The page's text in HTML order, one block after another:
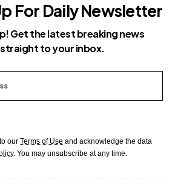
For Daily Newsletter
Get the latest breaking news
to your inbox.
our Terms of Use and acknowledge the data
. You may unsubscribe at any time.